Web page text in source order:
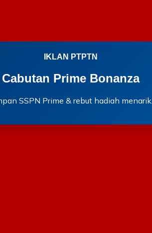
IKLAN PTPTN
Cabutan Prime Bonanza
SSPN Prime & rebut hadiah menarik.